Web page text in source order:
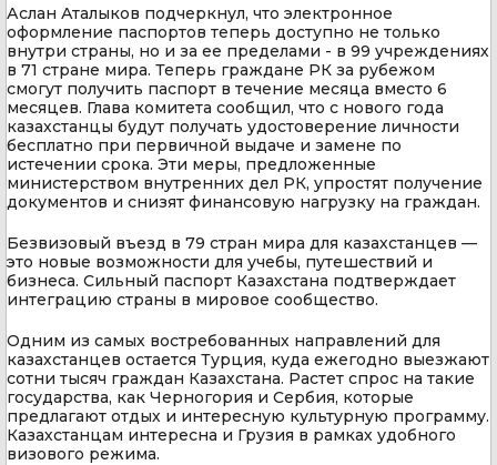
Аслан Аталыков подчеркнул, что электронное
оформление паспортов теперь доступно не только
внутри страны, но и за ее пределами - в 99 учреждениях
в 71 стране мира. Теперь граждане РК за рубежом
смогут получить паспорт в течение месяца вместо 6
месяцев. Глава комитета сообщил, что с нового года
казахстанцы будут получать удостоверение личности
бесплатно при первичной выдаче и замене по
истечении срока. Эти меры, предложенные
министерством внутренних дел РК, упростят получение
документов и снизят финансовую нагрузку на граждан.
Безвизовый въезд в 79 стран мира для казахстанцев —
это новые возможности для учебы, путешествий и
бизнеса. Сильный паспорт Казахстана подтверждает
интеграцию страны в мировое сообщество.
Одним из самых востребованных направлений для
казахстанцев остается Турция, куда ежегодно выезжают
сотни тысяч граждан Казахстана. Растет спрос на такие
государства, как Черногория и Сербия, которые
предлагают отдых и интересную культурную программу.
Казахстанцам интересна и Грузия в рамках удобного
визового режима.